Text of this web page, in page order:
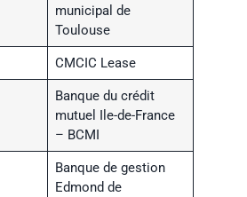
municipal de
Toulouse
CMCIC Lease
Banque du crédit
mutuel Ile-de-France
– BCMI
Banque de gestion
Edmond de